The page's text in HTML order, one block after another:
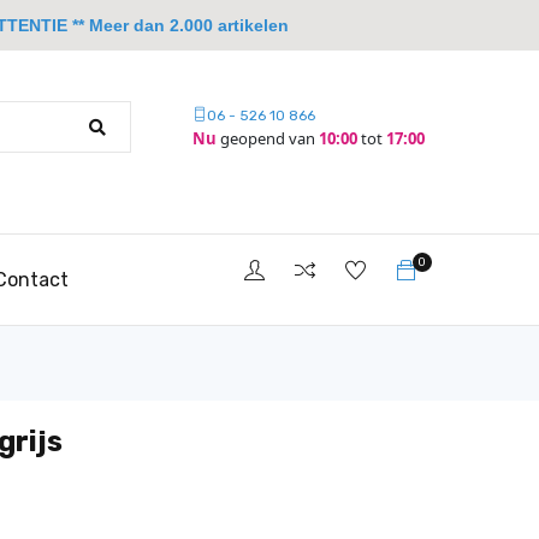
06 - 526 10 866
Nu geopend van 10:00tot 17:00
0
** Meer dan 2.000 artikelen